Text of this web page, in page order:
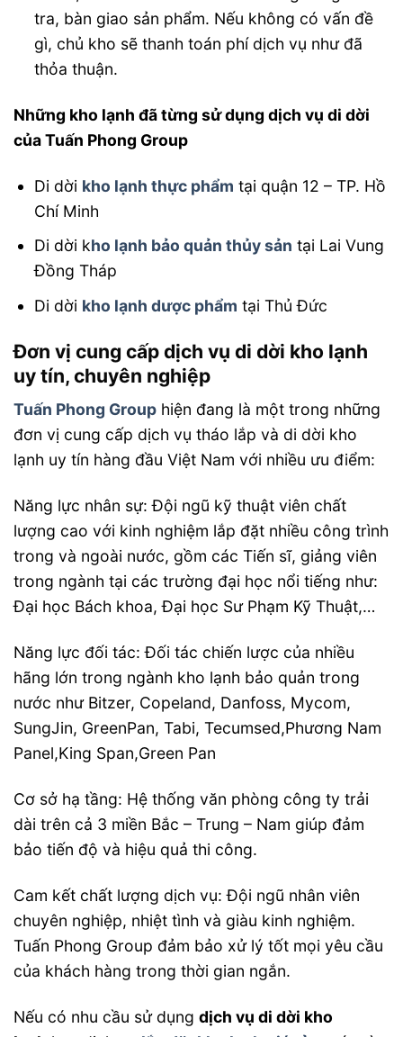
tra, bàn giao sản phẩm. Nếu không có vấn đề
gì, chủ kho sẽ thanh toán phí dịch vụ như đã
thỏa thuận.
Những kho lạnh đã từng sử dụng dịch vụ di dời
của Tuấn Phong Group
Di dời kho lạnh thực phẩm tại quận 12 – TP. Hồ
Chí Minh
Di dời kho lạnh bảo quản thủy sản tại Lai Vung
Đồng Tháp
Di dời kho lạnh dược phẩm tại Thủ Đức
Đơn vị cung cấp dịch vụ di dời kho lạnh
uy tín, chuyên nghiệp
Tuấn Phong Group hiện đang là một trong những
đơn vị cung cấp dịch vụ tháo lắp và di dời kho
lạnh uy tín hàng đầu Việt Nam với nhiều ưu điểm:
Năng lực nhân sự: Đội ngũ kỹ thuật viên chất
lượng cao với kinh nghiệm lắp đặt nhiều công trình
trong và ngoài nước, gồm các Tiến sĩ, giảng viên
trong ngành tại các trường đại học nổi tiếng như:
Đại học Bách khoa, Đại học Sư Phạm Kỹ Thuật,…
Năng lực đối tác: Đối tác chiến lược của nhiều
hãng lớn trong ngành kho lạnh bảo quản trong
nước như Bitzer, Copeland, Danfoss, Mycom,
SungJin, GreenPan, Tabi, Tecumsed,Phương Nam
Panel,King Span,Green Pan
Cơ sở hạ tầng: Hệ thống văn phòng công ty trải
dài trên cả 3 miền Bắc – Trung – Nam giúp đảm
bảo tiến độ và hiệu quả thi công.
Cam kết chất lượng dịch vụ: Đội ngũ nhân viên
chuyên nghiệp, nhiệt tình và giàu kinh nghiệm.
Tuấn Phong Group đảm bảo xử lý tốt mọi yêu cầu
của khách hàng trong thời gian ngắn.
Nếu có nhu cầu sử dụng dịch vụ di dời kho